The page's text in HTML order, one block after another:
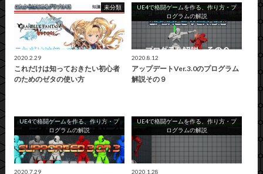
未分類
2020.2.29
これだけは知っておきたい初心者
のためのゼタの使い方
UE4で格闘ゲームを作る、作り方・プ
ログラムの解説
2020.8.12
アップデートVer.3.0のプログラム
解説その９
UE4で格闘ゲームを作る、作り方・プ
ログラムの解説
2020.7.29
UE4で格闘ゲームを作る、作り方・プ
ログラムの解説
2020.1.28